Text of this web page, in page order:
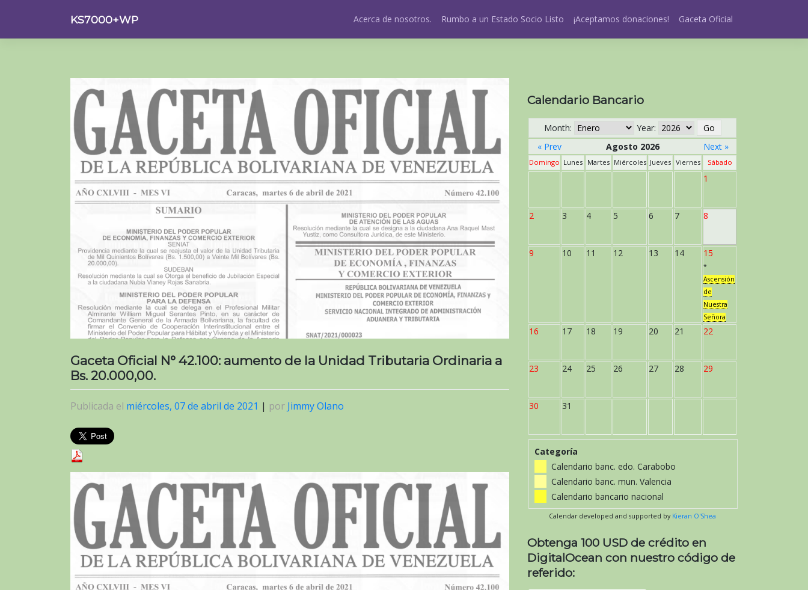
contenido
KS7000+WP Acerca de nosotros. Rumbo a un Estado Socio Listo ¡Aceptamos donaciones! Gaceta Oficial
Gaceta Oficial N° 42.100: aumento de la Unidad Tributaria Ordinaria a
Bs. 20.000,00.
Publicada el miércoles, 07 de abril de 2021 | por Jimmy Olano
Calendario Bancario
Month:
Year:
« Prev
Agosto 2026 Next »
Domingo Lunes Martes Miércoles Jueves Viernes Sábado
1
2 3 4 5 6 7 8
9 10 11 12 13 14 15
*
Ascensión
de
Nuestra
Señora
16 17 18 19 20 21 22
23 24 25 26 27 28 29
30 31
Categoría
Calendario banc. edo. Carabobo
Calendario banc. mun. Valencia
Calendario bancario nacional
Calendar developed and supported by Kieran O'Shea
Obtenga 100 USD de crédito en
DigitalOcean con nuestro código de
referido: